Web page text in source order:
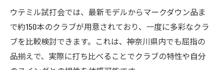
ウテミル試打会では、最新モデルからマークダウン品ま
で約150本のクラブが用意されており、一度に多彩なクラ
ブを比較検討できます。これは、神奈川県内でも屈指の
品揃えで、実際に打ち比べることでクラブの特性や自分